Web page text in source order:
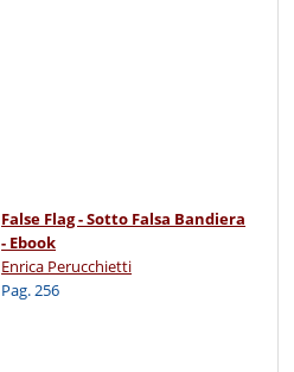
False Flag - Sotto Falsa Bandiera
- Ebook
Enrica Perucchietti
Pag. 256